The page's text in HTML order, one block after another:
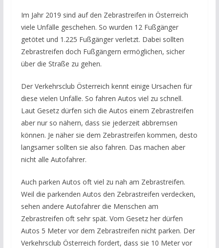
Im Jahr 2019 sind auf den Zebrastreifen in Österreich
viele Unfälle geschehen. So wurden 12 Fußgänger
getötet und 1.225 Fußgänger verletzt. Dabei sollten
Zebrastreifen doch Fußgängern ermöglichen, sicher
über die Straße zu gehen.
Der Verkehrsclub Österreich kennt einige Ursachen für
diese vielen Unfälle. So fahren Autos viel zu schnell.
Laut Gesetz dürfen sich die Autos einem Zebrastreifen
aber nur so nähern, dass sie jederzeit abbremsen
können. Je näher sie dem Zebrastreifen kommen, desto
langsamer sollten sie also fahren. Das machen aber
nicht alle Autofahrer.
Auch parken Autos oft viel zu nah am Zebrastreifen.
Weil die parkenden Autos den Zebrastreifen verdecken,
sehen andere Autofahrer die Menschen am
Zebrastreifen oft sehr spät. Vom Gesetz her dürfen
Autos 5 Meter vor dem Zebrastreifen nicht parken. Der
Verkehrsclub Österreich fordert, dass sie 10 Meter vor